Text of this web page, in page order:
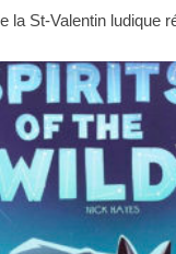
la St-Valentin ludique